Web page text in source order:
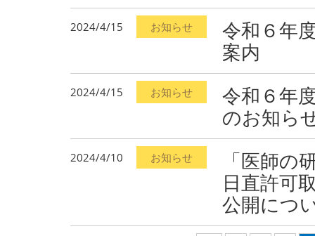
2024/4/15 お知らせ
令和６年
案内
2024/4/15 お知らせ
令和６年
のお知ら
2024/4/10 お知らせ
「医師の
日直許可
公開につ